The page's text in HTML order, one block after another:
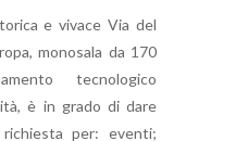
e vivace Via del
monosala da 170
tecnologico
è in grado di dare
per: eventi;